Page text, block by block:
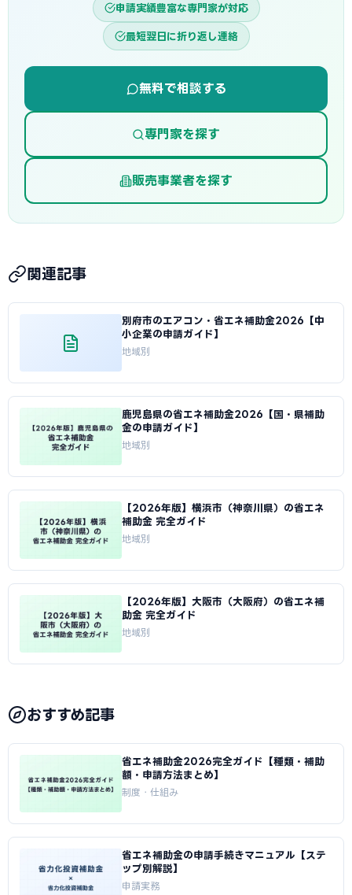
申請実績豊富な専門家が対応
最短翌日に折り返し連絡
無料で相談する
専門家を探す
販売事業者を探す
関連記事
別府市のエアコン・省エネ補助金2026【中
小企業の申請ガイド】
地域別
鹿児島県の省エネ補助金2026【国・県補助
金の申請ガイド】
地域別
【2026年版】横浜市（神奈川県）の省エネ
補助金 完全ガイド
地域別
【2026年版】大阪市（大阪府）の省エネ補
助金 完全ガイド
地域別
おすすめ記事
省エネ補助金2026完全ガイド【種類・補助
額・申請方法まとめ】
制度・仕組み
省エネ補助金の申請手続きマニュアル【ステ
ップ別解説】
申請実務